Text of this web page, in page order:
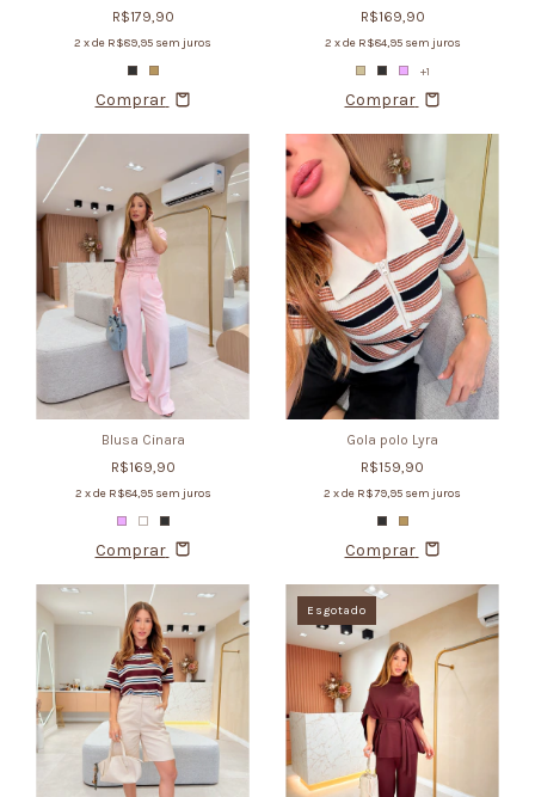
R$179,90
2 x de R$89,95 sem juros
Comprar
R$169,90
2 x de R$84,95 sem juros
+1
Comprar
Blusa Cinara
R$169,90
2 x de R$84,95 sem juros
Comprar
Gola polo Lyra
R$159,90
2 x de R$79,95 sem juros
Comprar
Esgotado